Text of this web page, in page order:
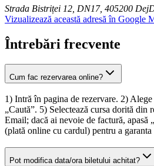
Strada Bistriței 12, DN17, 405200 Dej
Vizualizează această adresă în Google
Întrebări frecvente
Cum fac rezervarea online?
1) Intră în pagina de rezervare. 2)
„Caută”. 5) Selectează cursa dorită
Email; dacă ai nevoie de factură,
(plată online cu cardul) pentru a
Pot modifica data/ora biletului achitat?